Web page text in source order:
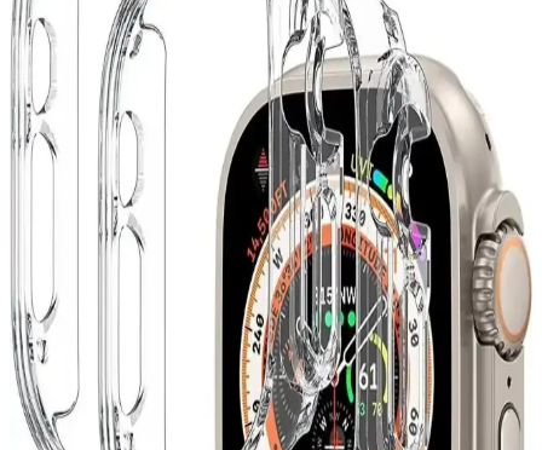
Samsung Galaxy Watch 4, AMOLED ekran, güçlü işlemci ve sağlık
sensörleriyle öne çıkan, kişiselleştirilebilir ve yüksek performanslı
akıllı saat seçeneği sunuyor.
Apple Watch 8 Ultra İçin 360 Derece Koruma
Sağlayan Kılıflar ve Seçim Rehberi
Apple Watch 8 Ultra'ınızı darbelere ve çiziklere karşı koruyan 360
derece kılıf modelleri, dayanıklı malzemeler ve fonksiyonel
tasarımlarla uzun ömür sağlar.
Modern Dijital Saatler: Şık Tasarımlar ve En Son
Teknolojik Özellikler
Gelişen tasarım ve teknolojik özelliklerle modern dijital saatler,
estetik ve fonksiyonelliği bir arada sunarak günlük yaşamınıza şıklık
katıyor.